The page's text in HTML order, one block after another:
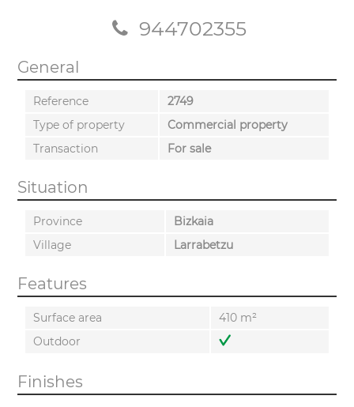
944702355
General
Reference
2749
Type of property
Commercial property
Transaction
For sale
Situation
Province
Bizkaia
Village
Larrabetzu
Features
Surface area
410 m²
Outdoor
Finishes